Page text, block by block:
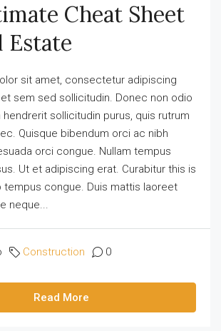
Cheat Sheet
Estate
sit amet, consectetur adipiscing
sem sed sollicitudin. Donec non odio
hendrerit sollicitudin purus, quis rutrum
Quisque bibendum orci ac nibh
orci congue. Nullam tempus
Ut et adipiscing erat. Curabitur this is
tempus congue. Duis mattis laoreet
neque...
Construction 0
Read More